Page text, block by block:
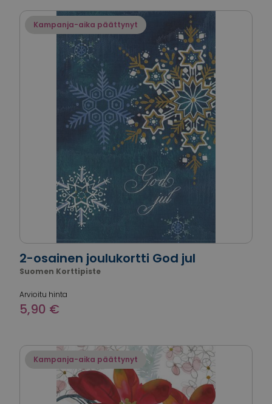
Kampanja-aika päättynyt
2-osainen joulukortti God jul
Suomen Korttipiste
Arvioitu hinta
5,90 €
Kampanja-aika päättynyt